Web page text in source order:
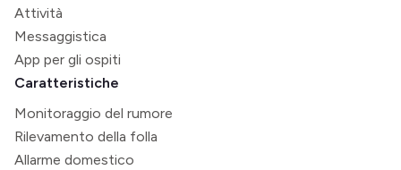
Attività
Messaggistica
App per gli ospiti
Caratteristiche
Monitoraggio del rumore
Rilevamento della folla
Allarme domestico